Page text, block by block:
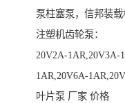
泵柱塞泵，信邦装
注塑机齿轮泵：
20V2A-1AR,20V3A-
1AR,20V6A-
叶片泵 厂家 价格